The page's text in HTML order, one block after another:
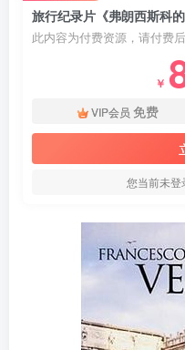
此内容为付费资源，请付费
￥
VIP会员 免费
您当前未登